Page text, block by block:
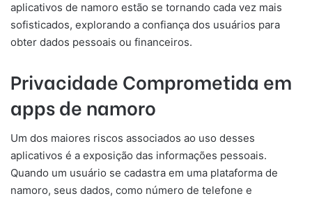
aplicativos de namoro estão se tornando cada vez mais
sofisticados, explorando a confiança dos usuários para
obter dados pessoais ou financeiros.
Privacidade Comprometida em
apps de namoro
Um dos maiores riscos associados ao uso desses
aplicativos é a exposição das informações pessoais.
Quando um usuário se cadastra em uma plataforma de
namoro, seus dados, como número de telefone e